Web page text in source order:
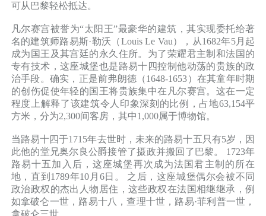
可从巴黎轻松抵达。
凡尔赛宫被誉为“太阳王”最豪华的建筑，其实现委托给著
名的建筑师路易斯·勒沃（Louis Le Vau），从1682年5月起
成为国王及其宫廷的永久住所。为了荣耀君主制和法国的
专有技术，这座城堡也是路易十四控制他动荡的贵族的政
治手段。确实，正是前弗朗德（1648-1653）在其童年时期
的创伤促使年轻的国王将贵族集中在凡尔赛宫。这在一定
程度上解释了该建筑令人印象深刻的比例，占地63,154平
方米，分为2,300间客房，其中1,000属于博物馆。
当路易十四于1715年去世时，未来的路易十五只有5岁，因
此他的堂兄奥尔良公爵接管了摄政并搬回了巴黎。 1723年
路易十五加入后，这座城堡再次成为法国君主制的所在
地，直到1789年10月6日。 之后，这座城堡偶尔会被不同
政治政权的杰出人物居住，这些政权在法国相继继承，例
如拿破仑一世，路易十八，查理十世，路易·菲利普一世，